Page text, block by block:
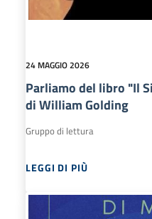
24 MAGGIO 2026
Parliamo del libro "Il
di William Golding
Gruppo di lettura
LEGGI DI PIÙ